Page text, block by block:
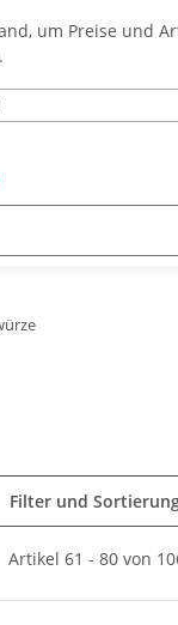
um Preise und
Filter und
Artikel 61 - 80 von